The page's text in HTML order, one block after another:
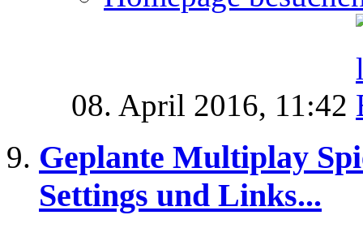
08. April 2016, 11:42
Geplante Multiplay
Settings und Links...